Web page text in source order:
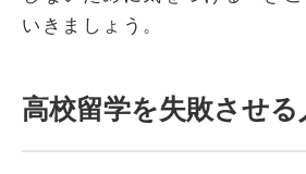
いきましょう。
高校留学を失敗させ